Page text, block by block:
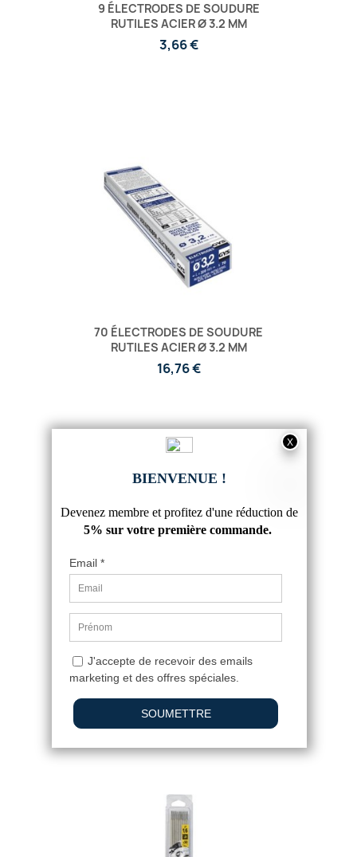
9 ÉLECTRODES DE SOUDURE
RUTILES ACIER Ø 3.2 MM
3,66 €
70 ÉLECTRODES DE SOUDURE
RUTILES ACIER Ø 3.2 MM
16,76 €
13 ÉLECTRODES DE SOUDURE
RUTILES ACIER Ø 2.0 MM